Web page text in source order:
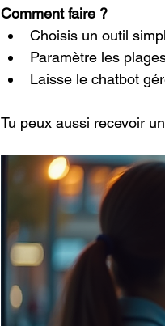
Comment faire ?
Choisis un outil
Paramètre les
Laisse le chatbot
Tu peux aussi recevoir